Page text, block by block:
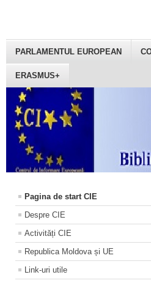
PARLAMENTUL EUROPEAN
ERASMUS+
Pagina de start CIE
Despre CIE
Activități CIE
Republica Moldova și UE
Link-uri utile